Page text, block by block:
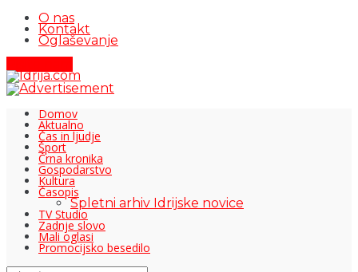
O nas
Kontakt
Oglaševanje
Domov
Aktualno
Čas in ljudje
Šport
Črna kronika
Gospodarstvo
Kultura
Časopis
Spletni arhiv Idrijske novice
TV Studio
Zadnje slovo
Mali oglasi
Promocijsko besedilo